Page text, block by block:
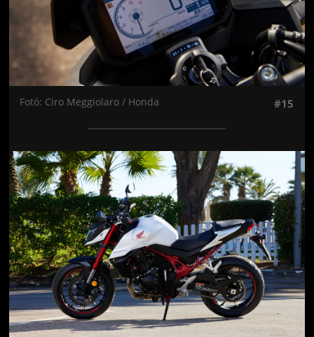
Fotó: Ciro Meggiolaro / Honda #15
Jön még kép!